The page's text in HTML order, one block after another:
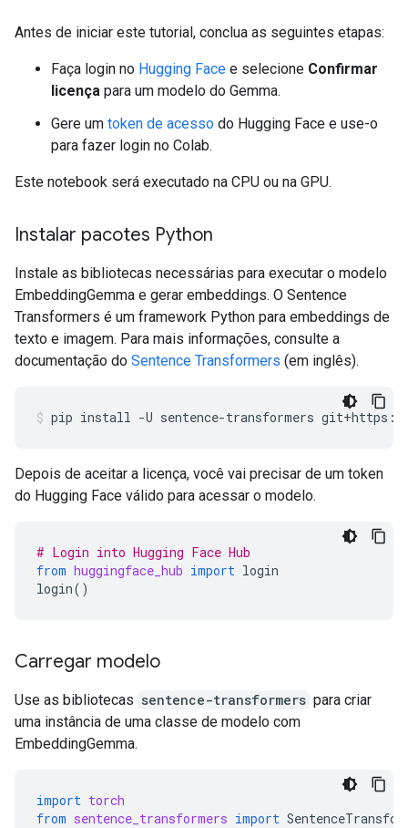
Antes de iniciar este tutorial, conclua as seguintes etapas:
Faça login no Hugging Face e selecione Confirmar
licença para um modelo do Gemma.
Gere um token de acesso do Hugging Face e use-o
para fazer login no Colab.
Este notebook será executado na CPU ou na GPU.
Instalar pacotes Python
Instale as bibliotecas necessárias para executar o modelo
EmbeddingGemma e gerar embeddings. O Sentence
Transformers é um framework Python para embeddings de
texto e imagem. Para mais informações, consulte a
documentação do Sentence Transformers (em inglês).
pip install -U sentence-transformers git+https://
Depois de aceitar a licença, você vai precisar de um token
do Hugging Face válido para acessar o modelo.
# Login into Hugging Face Hub
from huggingface_hub import login
login()
Carregar modelo
Use as bibliotecas sentence-transformers para criar
uma instância de uma classe de modelo com
EmbeddingGemma.
import torch
from sentence_transformers import